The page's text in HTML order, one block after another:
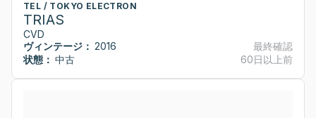
TEL / TOKYO ELECTRON
TRIAS
CVD
ヴィンテージ： 2016
状態： 中古
最終確認
60日以上前